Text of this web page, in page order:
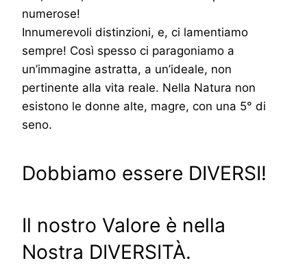
numerose!
Innumerevoli distinzioni, e, ci lamentiamo
sempre! Così spesso ci paragoniamo a
un’immagine astratta, a un’ideale, non
pertinente alla vita reale. Nella Natura non
esistono le donne alte, magre, con una 5° di
seno.
Dobbiamo essere DIVERSI!
Il nostro Valore è nella
Nostra DIVERSITÀ.